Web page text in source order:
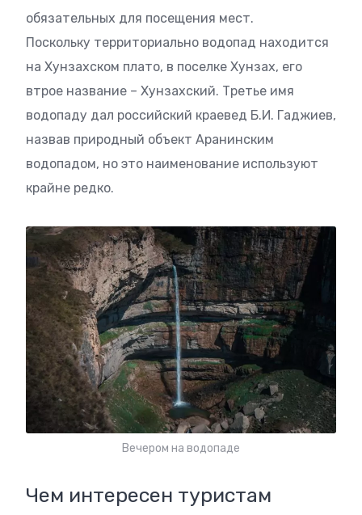
обязательных для посещения мест.
Поскольку территориально водопад находится
на Хунзахском плато, в поселке Хунзах, его
втрое название – Хунзахский. Третье имя
водопаду дал российский краевед Б.И. Гаджиев,
назвав природный объект Аранинским
водопадом, но это наименование используют
крайне редко.
Вечером на водопаде
Чем интересен туристам